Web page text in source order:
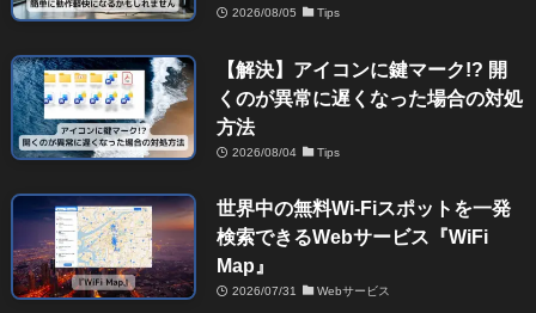
2026/08/05 Tips
【解決】アイコンに鍵マーク!? 開
くのが異常に遅くなった場合の対処
方法
2026/08/04 Tips
世界中の無料Wi-Fiスポットを一発
検索できるWebサービス『WiFi
Map』
2026/07/31 Webサービス